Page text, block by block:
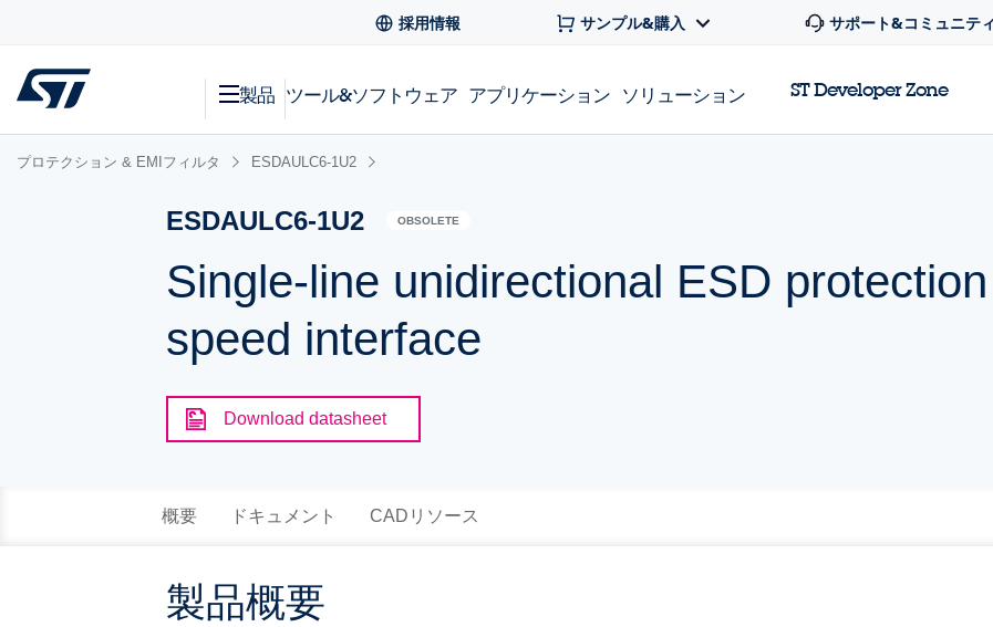
採用情報 サンプル&購入 サポート&コミュニティ
製品 ツール&ソフトウェア アプリケーション ソリューション ST Developer Zone
プロテクション & EMIフィルタ ESDAULC6-1U2
ESDAULC6-1U2 OBSOLETE
Single-line unidirectional ESD
speed interface
Download datasheet
概要 ドキュメント CADリソース
製品概要